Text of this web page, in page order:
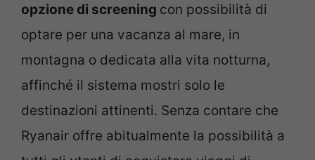
opzione di screening con possibilità di
optare per una vacanza al mare, in
montagna o dedicata alla vita notturna,
affinché il sistema mostri solo le
destinazioni attinenti. Senza contare che
Ryanair offre abitualmente la possibilità a